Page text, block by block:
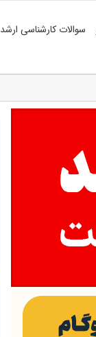
سوالات کارشناسی ارشد